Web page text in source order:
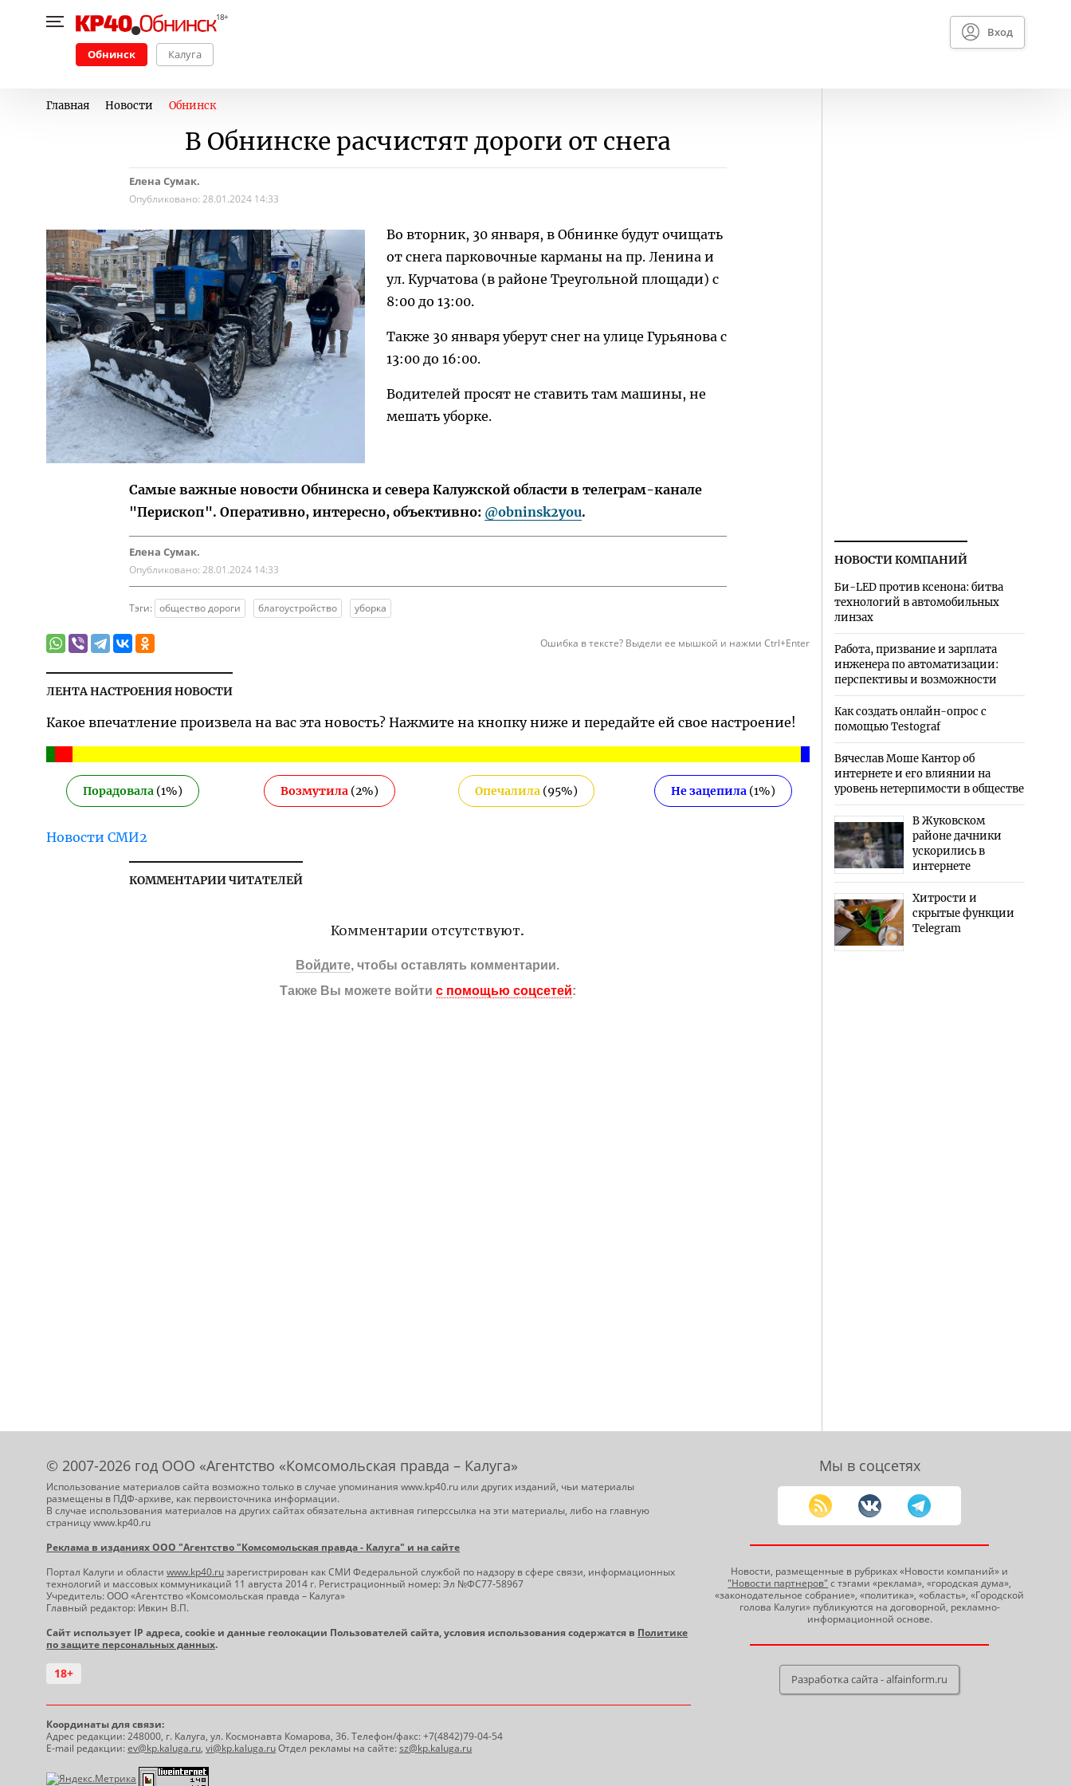
Обнинск Калуга
Вход
Главная Новости Обнинск
В Обнинске расчистят дороги от снега
Елена Сумак.
Опубликовано: 28.01.2024 14:33
Во вторник, 30 января, в Обнинке будут очищать
от снега парковочные карманы на пр. Ленина и
ул. Курчатова (в районе Треугольной площади) с
8:00 до 13:00.
Также 30 января уберут снег на улице Гурьянова с
13:00 до 16:00.
Водителей просят не ставить там машины, не
мешать уборке.
Самые важные новости Обнинска и севера Калужской области в телеграм-канале
"Перископ". Оперативно, интересно, объективно: @obninsk2you.
Елена Сумак.
Опубликовано: 28.01.2024 14:33
Тэги: общество дороги благоустройство уборка
Ошибка в тексте? Выдели ее мышкой и нажми Ctrl+Enter
ЛЕНТА НАСТРОЕНИЯ НОВОСТИ
Какое впечатление произвела на вас эта новость? Нажмите на кнопку ниже и передайте ей свое настроение!
Порадовала(1%) Возмутила(2%) Опечалила(95%) Не зацепила(1%)
Новости СМИ2
КОММЕНТАРИИ ЧИТАТЕЛЕЙ
Комментарии отсутствуют.
Войдите, чтобы оставлять комментарии.
Также Вы можете войти с помощью соцсетей:
НОВОСТИ КОМПАНИЙ
Би-LED против ксенона: битва
технологий в автомобильных
линзах
Работа, призвание и зарплата
инженера по автоматизации:
перспективы и возможности
Как создать онлайн-опрос с
помощью Testograf
Вячеслав Моше Кантор об
интернете и его влиянии на
уровень нетерпимости в обществе
В Жуковском
районе дачники
ускорились в
интернете
Хитрости и
скрытые функции
Telegram
© 2007-2026 год ООО «Агентство «Комсомольская правда – Калуга»
Использование материалов сайта возможно только в случае упоминания www.kp40.ru или других изданий, чьи материалы
размещены в ПДФ-архиве, как первоисточника информации.
В случае использования материалов на других сайтах обязательна активная гиперссылка на эти материалы, либо на главную
страницу www.kp40.ru
Реклама в изданиях ООО "Агентство "Комсомольская правда - Калуга" и на сайте
Портал Калуги и области www.kp40.ruзарегистрирован как СМИ Федеральной службой по надзору в сфере связи, информационных
технологий и массовых коммуникаций 11 августа 2014 г. Регистрационный номер: Эл №ФС77-58967
Учредитель: ООО «Агентство «Комсомольская правда – Калуга»
Главный редактор: Ивкин В.П.
Сайт использует IP адреса, cookie и данные геолокации Пользователей сайта, условия использования содержатся в Политике
по защите персональных данных.
18+
Координаты для связи:
Адрес редакции: 248000, г. Калуга, ул. Космонавта Комарова, 36. Телефон/факс: +7(4842)79-04-54
E-mail редакции:ev@kp.kaluga.ru, vi@kp.kaluga.ruОтдел рекламы на сайте:sz@kp.kaluga.ru
Мы в соцсетях
Новости, размещенные в рубриках «Новости компаний» и
"Новости партнеров" с тэгами «реклама», «городская дума»,
«законодательное собрание», «политика», «область», «Городской
голова Калуги» публикуются на договорной, рекламно-
информационной основе.
Разработка сайта - alfainform.ru